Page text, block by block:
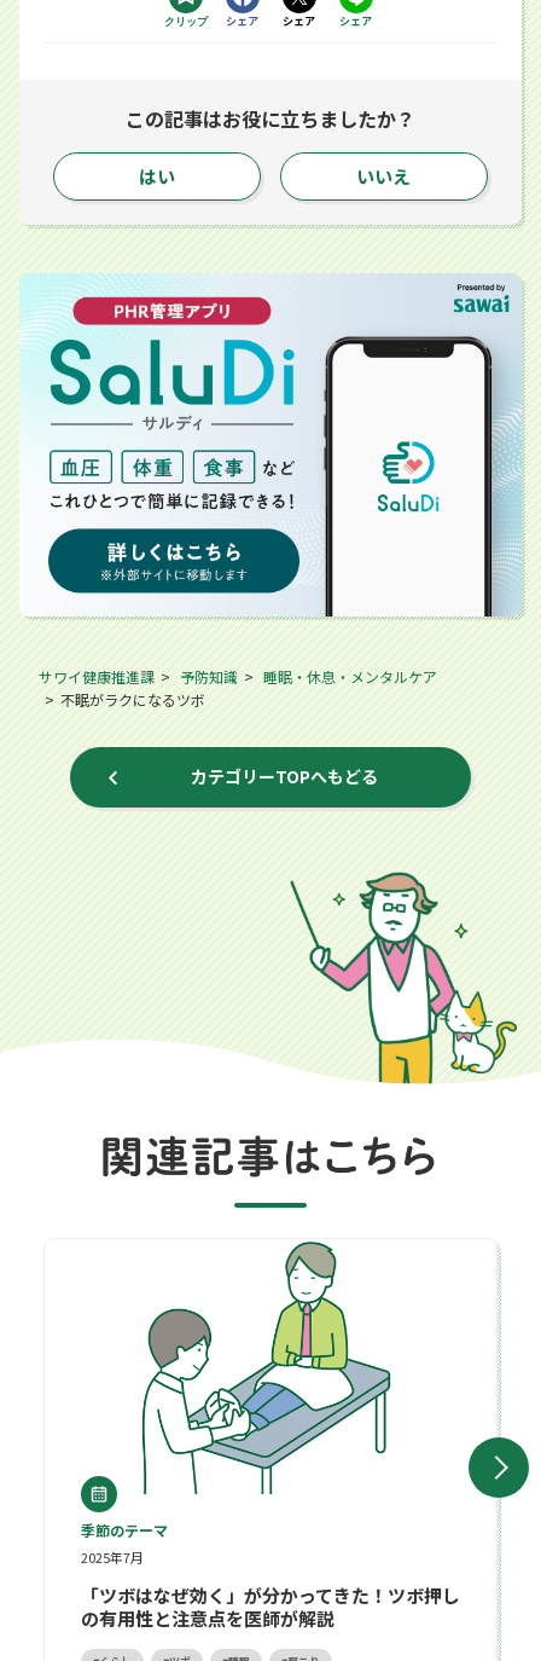
クリップ Facebookで
シェア
Xで
シェア
LINEで
シェア
この記事はお役に立ちましたか？
はい いいえ
サワイ健康推進課 予防知識
睡眠・休息・メンタルケア
不眠がラクになるツボ
カテゴリーTOPへもどる
「ツボはなぜ効く」が分かってきた！ツボ押しの有用性と注意点
季節のテーマ
2025年7月
「ツボはなぜ効く」が分かってきた！ツボ押し
の有用性と注意点を医師が解説